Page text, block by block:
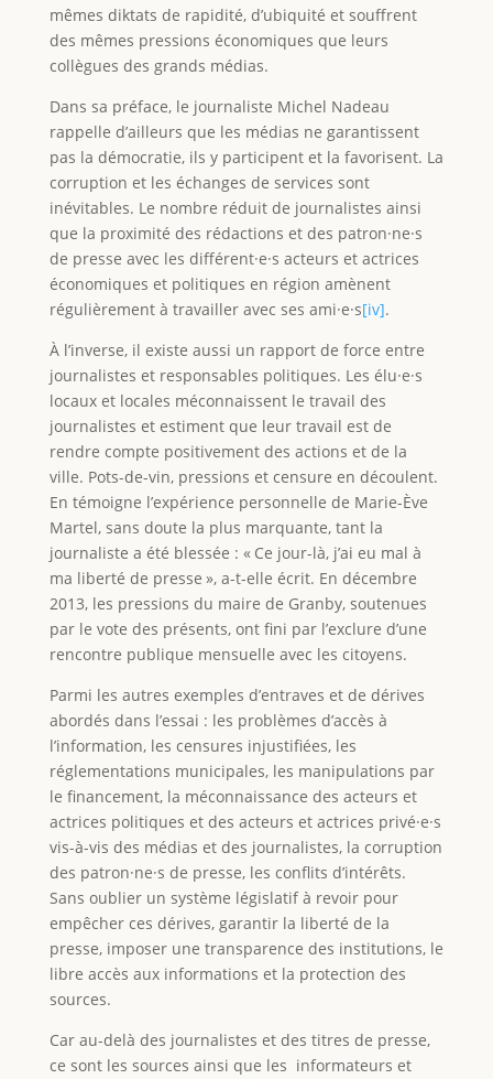
mêmes diktats de rapidité, d’ubiquité et souffrent
des mêmes pressions économiques que leurs
collègues des grands médias.
Dans sa préface, le journaliste Michel Nadeau
rappelle d’ailleurs que les médias ne garantissent
pas la démocratie, ils y participent et la favorisent. La
corruption et les échanges de services sont
inévitables. Le nombre réduit de journalistes ainsi
que la proximité des rédactions et des patron·ne·s
de presse avec les différent·e·s acteurs et actrices
économiques et politiques en région amènent
régulièrement à travailler avec ses ami·e·s[iv].
À l’inverse, il existe aussi un rapport de force entre
journalistes et responsables politiques. Les élu·e·s
locaux et locales méconnaissent le travail des
journalistes et estiment que leur travail est de
rendre compte positivement des actions et de la
ville. Pots-de-vin, pressions et censure en découlent.
En témoigne l’expérience personnelle de Marie-Ève
Martel, sans doute la plus marquante, tant la
journaliste a été blessée : « Ce jour-là, j’ai eu mal à
ma liberté de presse », a-t-elle écrit. En décembre
2013, les pressions du maire de Granby, soutenues
par le vote des présents, ont fini par l’exclure d’une
rencontre publique mensuelle avec les citoyens.
Parmi les autres exemples d’entraves et de dérives
abordés dans l’essai : les problèmes d’accès à
l’information, les censures injustifiées, les
réglementations municipales, les manipulations par
le financement, la méconnaissance des acteurs et
actrices politiques et des acteurs et actrices privé·e·s
vis-à-vis des médias et des journalistes, la corruption
des patron·ne·s de presse, les conflits d’intérêts.
Sans oublier un système législatif à revoir pour
empêcher ces dérives, garantir la liberté de la
presse, imposer une transparence des institutions, le
libre accès aux informations et la protection des
sources.
Car au-delà des journalistes et des titres de presse,
ce sont les sources ainsi que les informateurs et